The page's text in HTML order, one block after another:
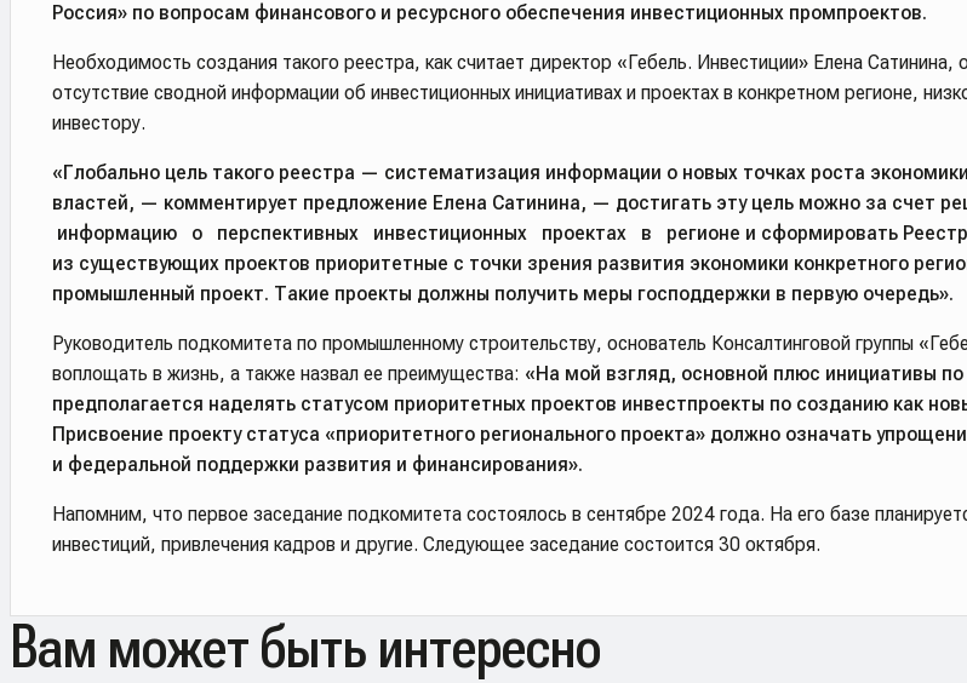
Россия» по вопросам финансового и ресурсного обеспечения инвестиционных промпроектов.
Необходимость создания такого реестра, как считает директор «Гебель. Инвестиции» Елена
отсутствие сводной информации об инвестиционных инициативах и проектах в конкретном регионе,
инвестору.
«Глобально цель такого реестра — систематизация информации о новых точках роста
властей, — комментирует предложение Елена Сатинина, — достигать эту цель можно за счет
информацию о перспективных инвестиционных проектах в регионе и сформировать Реестр
из существующих проектов приоритетные с точки зрения развития экономики конкретного
промышленный проект. Такие проекты должны получить меры господдержки в первую очередь».
Руководитель подкомитета по промышленному строительству, основатель Консалтинговой группы
воплощать в жизнь, а также назвал ее преимущества: «На мой взгляд, основной плюс инициативы
предполагается наделять статусом приоритетных проектов инвестпроекты по созданию как
Присвоение проекту статуса «приоритетного регионального проекта» должно означать
и федеральной поддержки развития и финансирования».
Напомним, что первое заседание подкомитета состоялось в сентябре 2024 года. На его базе
инвестиций, привлечения кадров и другие. Следующее заседание состоится 30 октября.
Вам может быть интересно